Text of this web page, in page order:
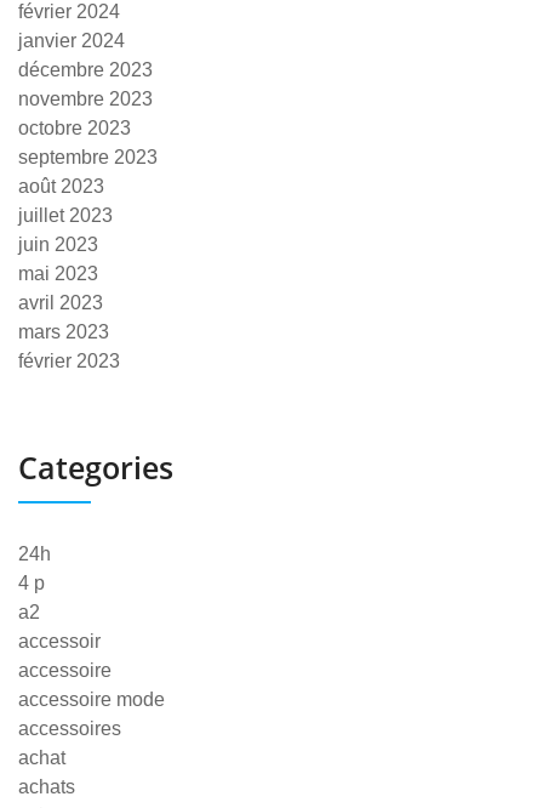
février 2024
janvier 2024
décembre 2023
novembre 2023
octobre 2023
septembre 2023
août 2023
juillet 2023
juin 2023
mai 2023
avril 2023
mars 2023
février 2023
Categories
24h
4 p
a2
accessoir
accessoire
accessoire mode
accessoires
achat
achats